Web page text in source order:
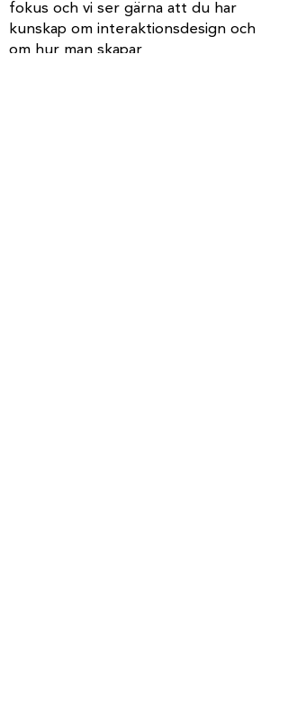
fokus och vi ser gärna att du har
kunskap om interaktionsdesign och
om hur man skapar